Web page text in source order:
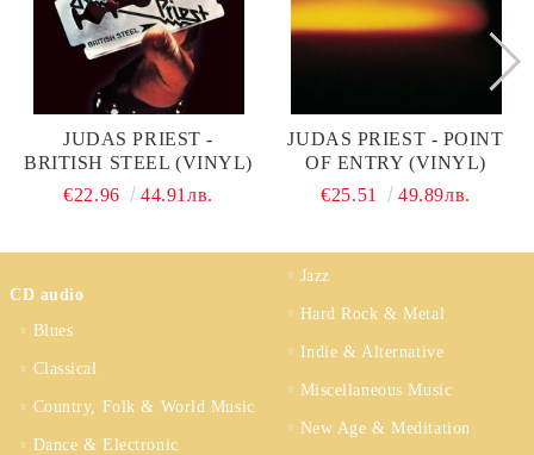
JUDAS PRIEST -
BRITISH STEEL (VINYL)
€22.96
44.91лв.
JUDAS PRIEST - POINT
OF ENTRY (VINYL)
€25.51
49.89лв.
CD audio
Blues
Classical
Country, Folk & World Music
Dance & Electronic
Jazz
Hard Rock & Metal
Indie & Alternative
Miscellaneous Music
New Age & Meditation